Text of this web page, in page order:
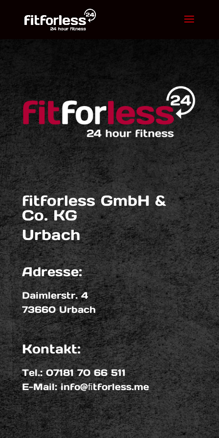
fitforless GmbH &
Co. KG
Urbach
Adresse:
Daimlerstr. 4
73660 Urbach
Kontakt:
Tel.: 07181 70 66 511
E-Mail: info@ﬁtforless.me